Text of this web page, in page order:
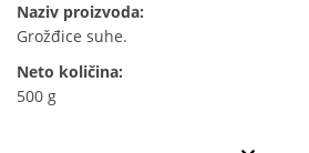
Naziv proizvoda:
Grožđice suhe.
Neto količina:
500 g